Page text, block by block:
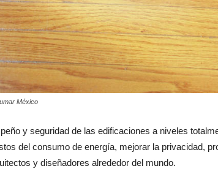
México
y seguridad de las edificaciones a niveles
del consumo de energía, mejorar la privacidad,
y diseñadores alrededor del mundo.